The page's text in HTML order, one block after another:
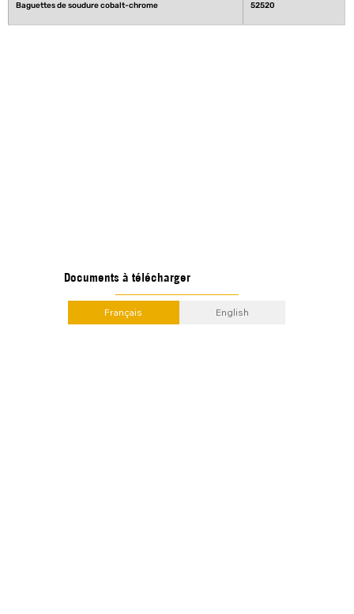
Baguettes de soudure cobalt-chrome 52520
Documents à télécharger
Français English